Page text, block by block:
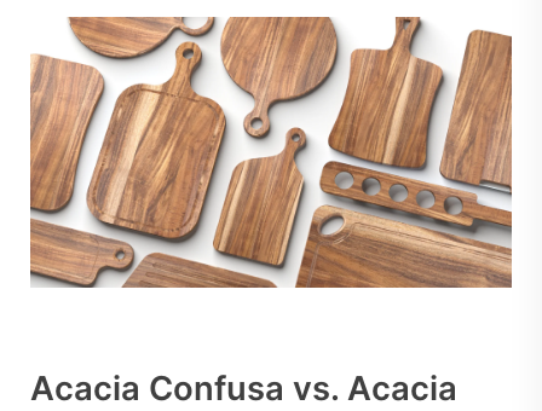
Acacia Confusa vs. Acacia